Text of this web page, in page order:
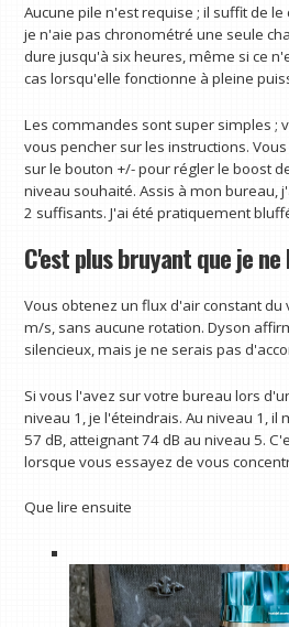
Aucune pile n'est requise ; il suffit de le
je n'aie pas chronométré une seule
dure jusqu'à six heures, même si ce
cas lorsqu'elle fonctionne à pleine
Les commandes sont super simples ;
vous pencher sur les instructions.
sur le bouton +/- pour régler le boost
niveau souhaité. Assis à mon bureau,
2 suffisants. J'ai été pratiquement
C'est plus bruyant que je ne
Vous obtenez un flux d'air constant du
m/s, sans aucune rotation. Dyson
silencieux, mais je ne serais pas
Si vous l'avez sur votre bureau lors
niveau 1, je l'éteindrais. Au niveau 1,
57 dB, atteignant 74 dB au niveau 5.
lorsque vous essayez de vous
Que lire ensuite